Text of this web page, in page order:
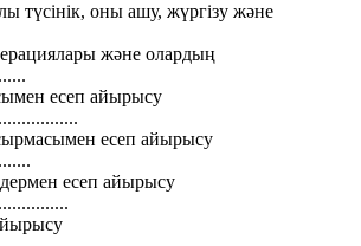
түсінік, оны ашу, жүргізу және
және олардың
есеп айырысу
есеп айырысу
есеп айырысу